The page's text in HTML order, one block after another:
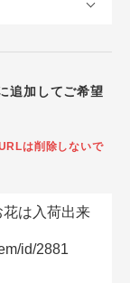
追加してご希望
は削除しないで